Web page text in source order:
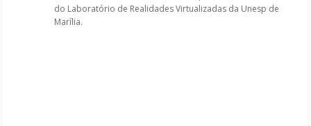
do Laboratório de Realidades Virtualizadas da Unesp de
Marília.